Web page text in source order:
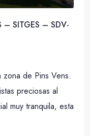
– SITGES – SDV-
zona de Pins Vens.
preciosas al
muy tranquila, esta